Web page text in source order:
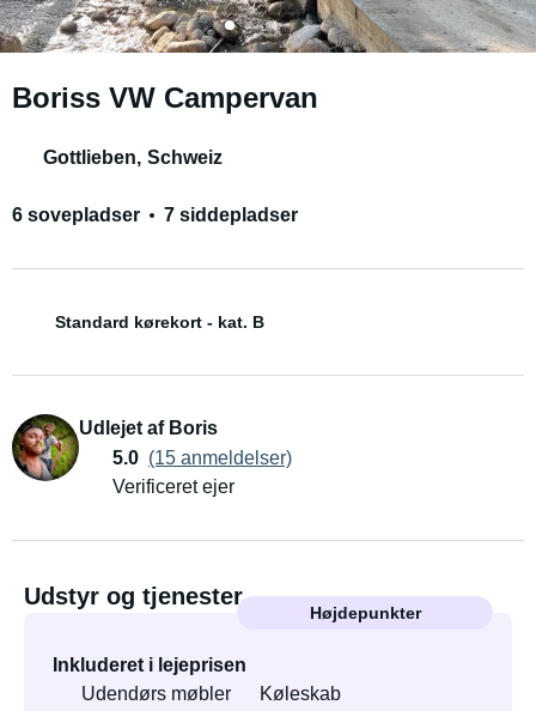
Boriss VW Campervan
Gottlieben, Schweiz
6 sovepladser 7 siddepladser
Standard kørekort - kat. B
Udlejet af Boris
5.0 (15 anmeldelser)
Verificeret ejer
Udstyr og tjenester
Højdepunkter
Inkluderet i lejeprisen
Udendørs møbler
Køleskab